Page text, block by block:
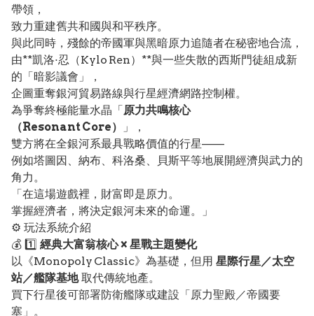
帶領，
致力重建舊共和國與和平秩序。
與此同時，殘餘的帝國軍與黑暗原力追隨者在秘密地合流，
由**凱洛·忍（Kylo Ren）**與一些失散的西斯門徒組成新
的「暗影議會」，
企圖重奪銀河貿易路線與行星經濟網路控制權。
為爭奪終極能量水晶「原力共鳴核心
（Resonant Core）
」，
雙方將在全銀河系最具戰略價值的行星——
例如塔圖因、納布、科洛桑、貝斯平等地展開經濟與武力的
角力。
「在這場遊戲裡，財富即是原力。
掌握經濟者，將決定銀河未來的命運。」
⚙️ 玩法系統介紹
💰 1️⃣ 經典大富翁核心 × 星戰主題變化
以《Monopoly Classic》為基礎，但用 星際行星／太空
站／艦隊基地取代傳統地產。
買下行星後可部署防衛艦隊或建設「原力聖殿／帝國要
塞」。